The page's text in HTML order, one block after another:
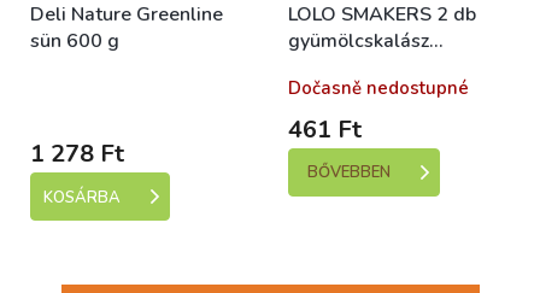
Deli Nature Greenline
sün 600 g
1 278 Ft
KOSÁRBA
LOLO SMAKERS 2 db
gyümölcskalász
Dočasně nedostupné
461 Ft
BŐVEBBEN